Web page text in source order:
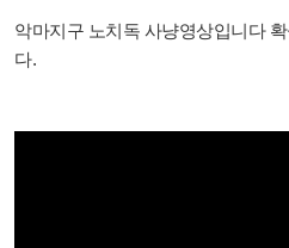
악마지구 노치독 사냥영상입니다
다.